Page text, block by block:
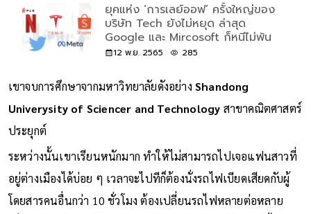
ยุคแห่ง ‘การเลย์ออฟ’ ครั้งใหญ่ของ
บริษัท Tech ยังไม่หยุด ล่าสุด
Google และ Mircosoft ก็หนีไม่พ้น
12 พ.ย. 2565 285
เขาจบการศึกษาจากมหาวิทยาลัยดังอย่างShandong
Univerysity of Sciencer and Technology สาขาคณิตศาสตร์
ประยุกต์
ระหว่างนั้นเขาเรียนหนักมาก ทำให้ไม่สามารถไปเจอแฟนสาวที่
อยู่ต่างเมืองได้บ่อย ๆ เวลาจะไปทีก็ต้องนั่งรถไฟเบียดเสียดกับผู้
โดยสารคนอื่นกว่า 10 ชั่วโมง ต้องเปลี่ยนรถไฟหลายต่อหลาย